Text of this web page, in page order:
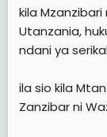
Hata hivyo,
anayetaka
Mzanzibari
kila
Utanzania,
ndani ya
ila sio kila
Zanzibar ni